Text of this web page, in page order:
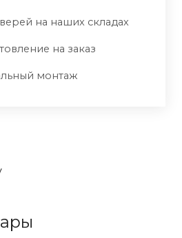
на наших складах
на заказ
монтаж